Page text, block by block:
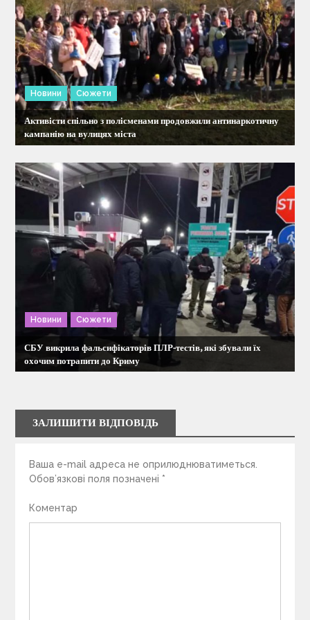
і
в
Новини Сюжети
Активісти спільно з полісменами продовжили антинаркотичну
кампанію на вулицях міста
Новини Сюжети
СБУ викрила фальсифікаторів ПЛР-тестів, які збували їх
охочим потрапити до Криму
ЗАЛИШИТИ ВІДПОВІДЬ
Ваша e-mail адреса не оприлюднюватиметься.
Обов’язкові поля позначені *
Коментар